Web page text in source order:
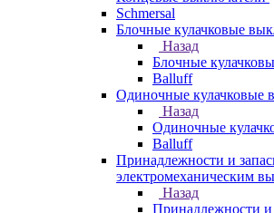
Schmersal
Блочные кулачковые
Назад
Блочные
Balluff
Одиночные кулачковые
Назад
Одиночные
Balluff
Принадлежности и
электромеханическим
Назад
Принадлежности и